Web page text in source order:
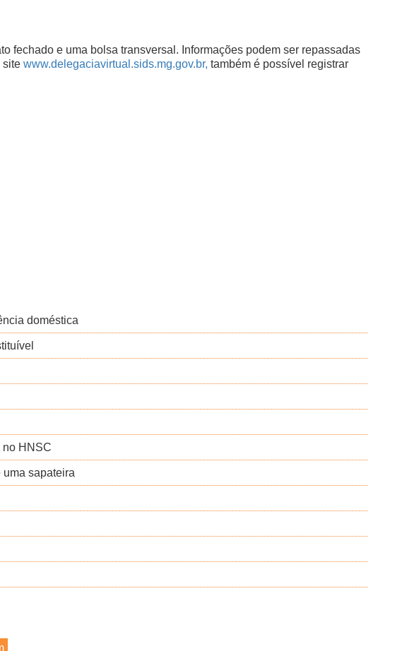
fechado e uma bolsa transversal. Informações podem ser repassadas
site www.delegaciavirtual.sids.mg.gov.br, também é possível registrar
doméstica
no HNSC
sapateira